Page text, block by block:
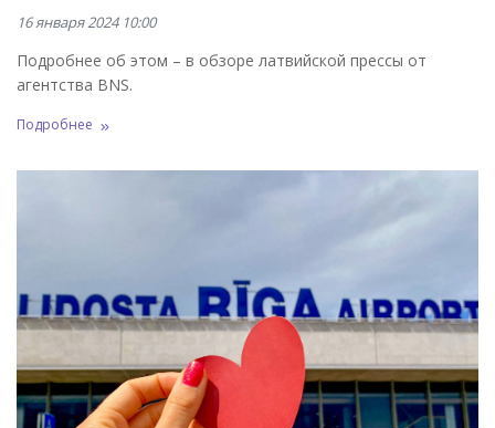
16 января 2024 10:00
Подробнее об этом – в обзоре латвийской прессы от
агентства BNS.
Подробнее